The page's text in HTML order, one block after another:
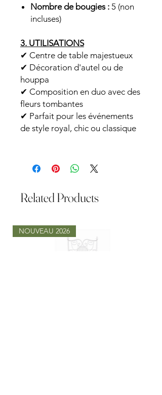
Nombre de bougies : 5 (non
incluses)
3. UTILISATIONS
✔ Centre de table majestueux
✔ Décoration d'autel ou de
houppa
✔ Composition en duo avec des
fleurs tombantes
✔ Parfait pour les événements
de style royal, chic ou classique
Related Products
NOUVEAU 2026